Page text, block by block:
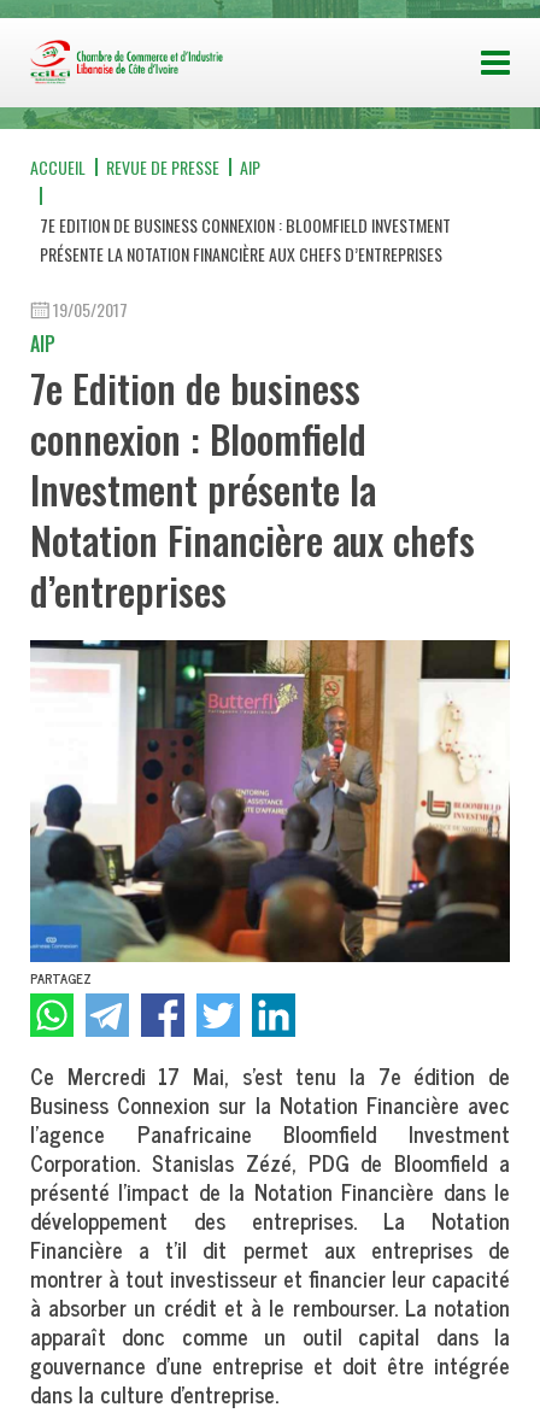
ACCUEIL REVUE DE PRESSE AIP
7E EDITION DE BUSINESS CONNEXION : BLOOMFIELD INVESTMENT
PRÉSENTE LA NOTATION FINANCIÈRE AUX CHEFS D’ENTREPRISES
19/05/2017
AIP
7e Edition de business
connexion : Bloomfield
Investment présente la
Notation Financière aux chefs
d’entreprises
PARTAGEZ
Ce Mercredi 17 Mai, s’est tenu la 7e édition de
Business Connexion sur la Notation Financière avec
l’agence Panafricaine Bloomfield Investment
Corporation. Stanislas Zézé, PDG de Bloomfield a
présenté l’impact de la Notation Financière dans le
développement des entreprises. La Notation
Financière a t’il dit permet aux entreprises de
montrer à tout investisseur et financier leur capacité
à absorber un crédit et à le rembourser. La notation
apparaît donc comme un outil capital dans la
gouvernance d’une entreprise et doit être intégrée
dans la culture d’entreprise.